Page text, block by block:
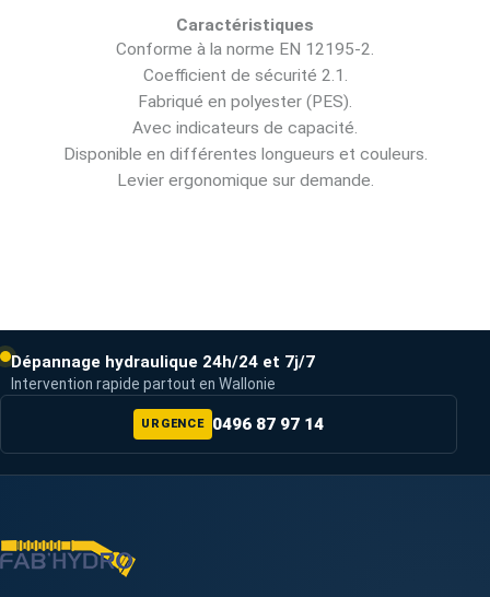
Caractéristiques
Conforme à la norme EN 12195-2.
Coefficient de sécurité 2.1.
Fabriqué en polyester (PES).
Avec indicateurs de capacité.
Disponible en différentes longueurs et couleurs.
Levier ergonomique sur demande.
Dépannage hydraulique 24h/24 et 7j/7
Intervention rapide partout en Wallonie
URGENCE 0496 87 97 14